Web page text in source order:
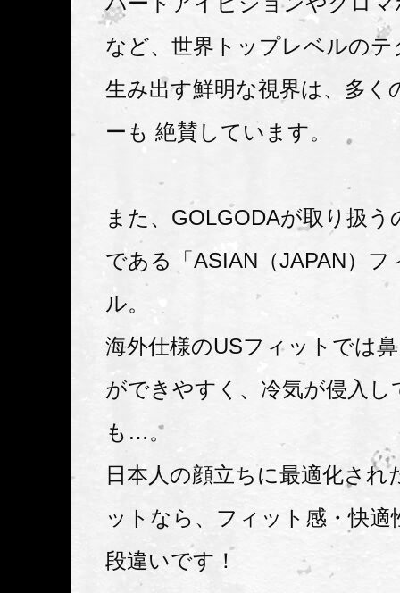
など、世界トップレベルの
生み出す鮮明な視界は、多く
ーも 絶賛しています。
また、GOLGODAが取り扱う
である「ASIAN（JAPAN）
ル。
海外仕様のUSフィットでは
ができやすく、冷気が侵入
も…。
日本人の顔立ちに最適化され
ットなら、フィット感・快適
段違いです！